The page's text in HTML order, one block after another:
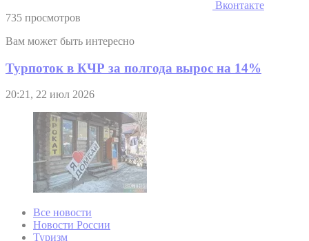
Вконтакте
735 просмотров
Вам может быть интересно
Турпоток в КЧР за полгода вырос на 14%
20:21, 22 июл 2026
Все новости
Новости России
Туризм